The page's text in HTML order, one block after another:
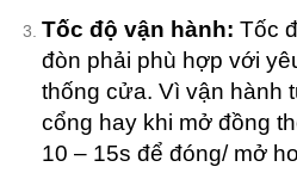
Tốc độ vận hành: Tốc
đòn phải phù hợp với
thống cửa. Vì vận hành
cổng hay khi mở đồng
10 – 15s để đóng/ mở